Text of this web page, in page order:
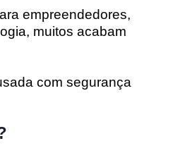
empreendedores,
muitos acabam
com segurança